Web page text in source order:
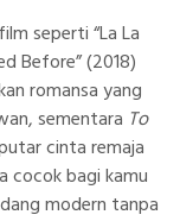
seperti“La La
Before”(2018)
romansa yang
sementara To
cinta remaja
cocok bagi kamu
modern tanpa